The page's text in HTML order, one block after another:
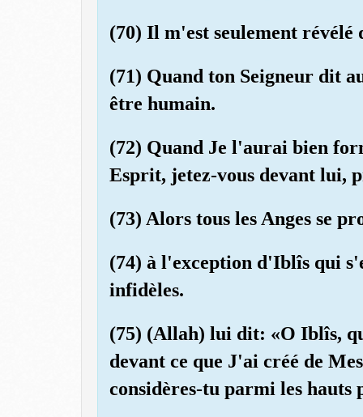
(70) Il m'est seulement
(71) Quand ton Seigneur dit
être humain.
(72) Quand Je l'aurai bien
Esprit, jetez-vous devant lui,
(73) Alors tous les Anges se
(74) à l'exception d'Iblîs qui
infidèles.
(75) (Allah) lui dit: «O Iblîs,
devant ce que J'ai créé de
considères-tu parmi les hauts